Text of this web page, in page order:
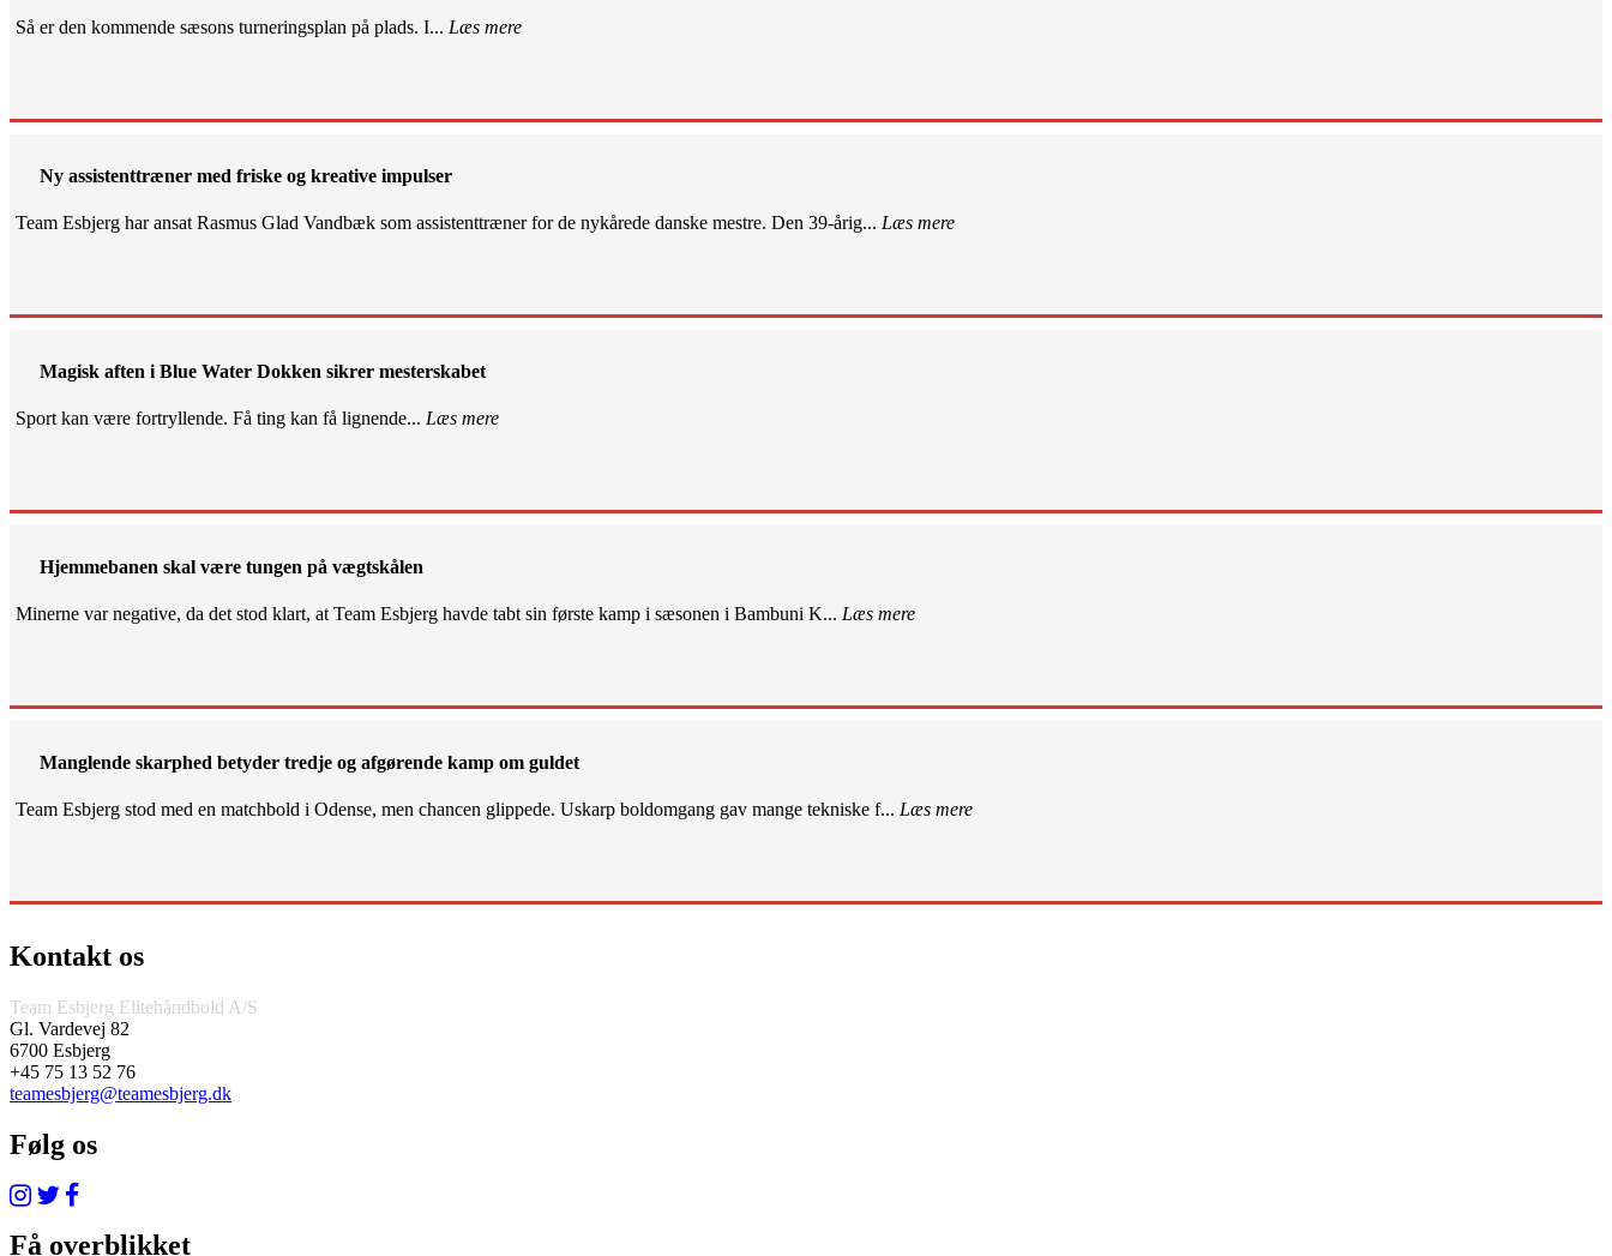
Så er den kommende sæsons turneringsplan på plads. I... Læs mere
Ny assistenttræner med friske og kreative impulser
Team Esbjerg har ansat Rasmus Glad Vandbæk som assistenttræner for de nykårede danske mestre. Den 39-årig... Læs mere
Magisk aften i Blue Water Dokken sikrer mesterskabet
Sport kan være fortryllende. Få ting kan få lignende... Læs mere
Hjemmebanen skal være tungen på vægtskålen
Minerne var negative, da det stod klart, at Team Esbjerg havde tabt sin første kamp i sæsonen i Bambuni K... Læs mere
Manglende skarphed betyder tredje og afgørende kamp om guldet
Team Esbjerg stod med en matchbold i Odense, men chancen glippede. Uskarp boldomgang gav mange tekniske f... Læs mere
Kontakt os
Team Esbjerg Elitehåndbold A/S
Gl. Vardevej 82
6700 Esbjerg
+45 75 13 52 76
teamesbjerg@teamesbjerg.dk
Følg os
Få overblikket